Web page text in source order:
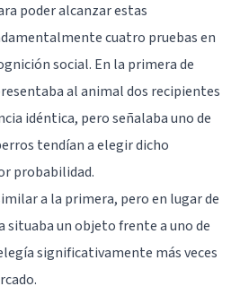
poder alcanzar estas
cuatro pruebas en
social. En la primera de
al animal dos recipientes
idéntica, pero señalaba uno de
tendían a elegir dicho
probabilidad.
a la primera, pero en lugar de
situaba un objeto frente a uno de
significativamente más veces